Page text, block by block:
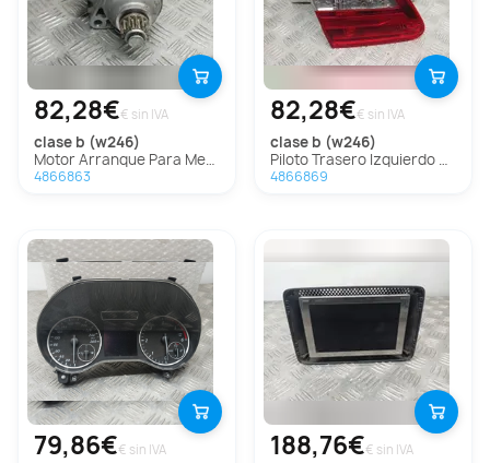
82,28€€ sin IVA
clase b (w246)
Motor Arranque Para Mercedes Clase B
4866863
82,28€€ sin IVA
clase b (w246)
Piloto Trasero Izquierdo Para Mercedes Clase B
4866869
79,86€€ sin IVA 188,76€€ sin IVA